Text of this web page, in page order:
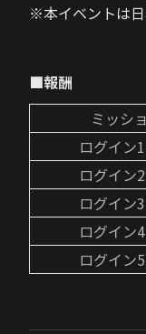
※本イベントは日
■報酬
ミッシ
ログイン
ログイン
ログイン
ログイン
ログイン